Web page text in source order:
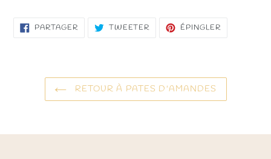
PARTAGERPARTAGER
SUR
TWEETER TWEETERÉPINGLER
RETOUR À PATES D'AMANDES